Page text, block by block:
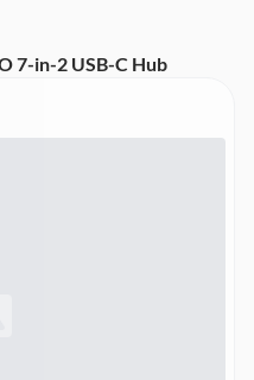
7-in-2 USB-C Hub